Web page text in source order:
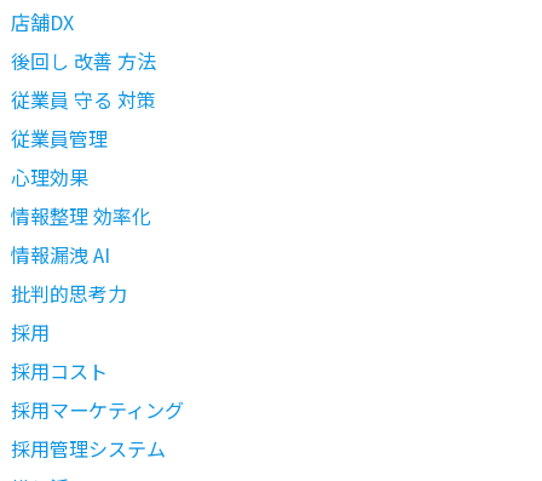
店舗DX
後回し 改善 方法
従業員 守る 対策
従業員管理
心理効果
情報整理 効率化
情報漏洩 AI
批判的思考力
採用
採用コスト
採用マーケティング
採用管理システム